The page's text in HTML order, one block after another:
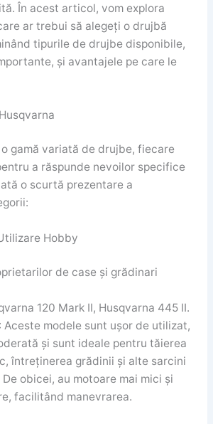
În acest articol, vom explora
ar trebui să alegeți o drujbă
tipurile de drujbe disponibile,
și avantajele pe care le
gamă variată de drujbe, fiecare
a răspunde nevoilor specifice
o scurtă prezentare a
Hobby
de case și grădinari
120 Mark II, Husqvarna 445 II.
Aceste modele sunt ușor de utilizat,
și sunt ideale pentru tăierea
întreținerea grădinii și alte sarcini
obicei, au motoare mai mici și
facilitând manevrarea.